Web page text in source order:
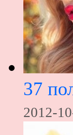
37
2012-